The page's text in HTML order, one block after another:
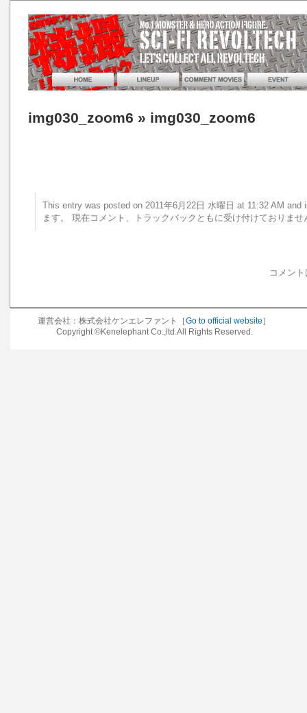
img030_zoom6 » img030_zoom6
This entry was posted on 2011年6月22日 水曜日 at 11:32 AM
ます。 現在コメント、トラックバックともに受け付けておりませ
コメン
運営会社：株式会社ケンエレファント［Go to official website ］
Copyright ©Kenelephant Co.,ltd.All Rights Reserved.